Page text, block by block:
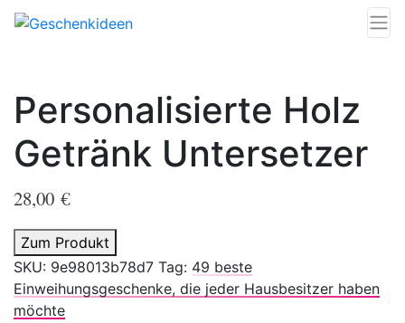
Personalisierte Holz
Getränk Untersetzer
28,00 €
Zum Produkt
SKU: 9e98013b78d7 Tag: 49 beste
Einweihungsgeschenke, die jeder Hausbesitzer haben
möchte